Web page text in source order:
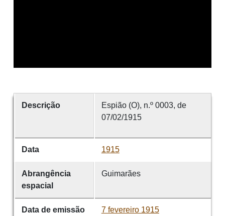
Descrição
Espião (O), n.º 0003, de
07/02/1915
Data 1915
Abrangência
espacial
Guimarães
Data de emissão 7 fevereiro 1915